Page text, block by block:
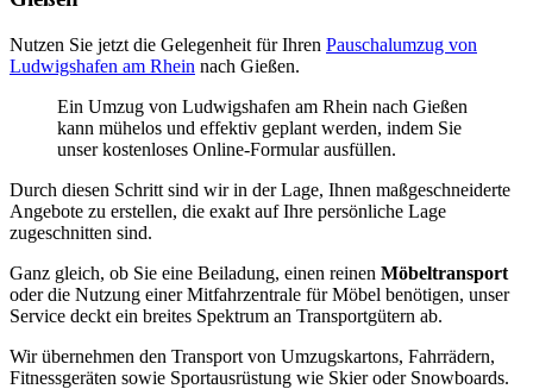
Nutzen Sie jetzt die Gelegenheit für Ihren Pauschalumzug von
Ludwigshafen am Rhein nach Gießen.
Ein Umzug von Ludwigshafen am Rhein nach Gießen
kann mühelos und effektiv geplant werden, indem Sie
unser kostenloses Online-Formular ausfüllen.
Durch diesen Schritt sind wir in der Lage, Ihnen maßgeschneiderte
Angebote zu erstellen, die exakt auf Ihre persönliche Lage
zugeschnitten sind.
Ganz gleich, ob Sie eine Beiladung, einen reinen Möbeltransport
oder die Nutzung einer Mitfahrzentrale für Möbel benötigen, unser
Service deckt ein breites Spektrum an Transportgütern ab.
Wir übernehmen den Transport von Umzugskartons, Fahrrädern,
Fitnessgeräten sowie Sportausrüstung wie Skier oder Snowboards.